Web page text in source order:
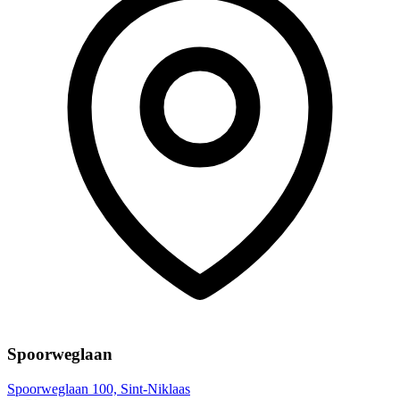
Spoorweglaan
Spoorweglaan 100, Sint-Niklaas